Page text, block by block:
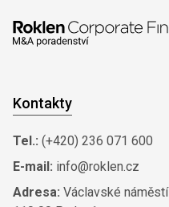
Kontakty
Tel.: (+420) 236 071 600
E-mail: info@roklen.cz
Adresa: Václavské